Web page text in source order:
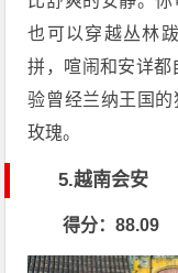
也可以穿越丛林
拼，喧闹和安详都
验曾经兰纳王国
玫瑰。
5.越南会安
得分：88.09